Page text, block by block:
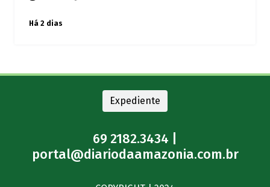
Há 2 dias
Expediente
69 2182.3434 |
portal@diariodaamazonia.com.br